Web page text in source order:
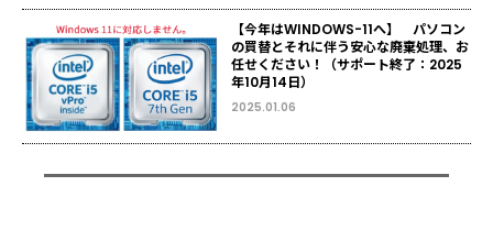
【今年はWINDOWS-11へ】 パソコン
の買替とそれに伴う安心な廃棄処理、お
任せください！（サポート終了：2025
年10月14日）
2025.01.06